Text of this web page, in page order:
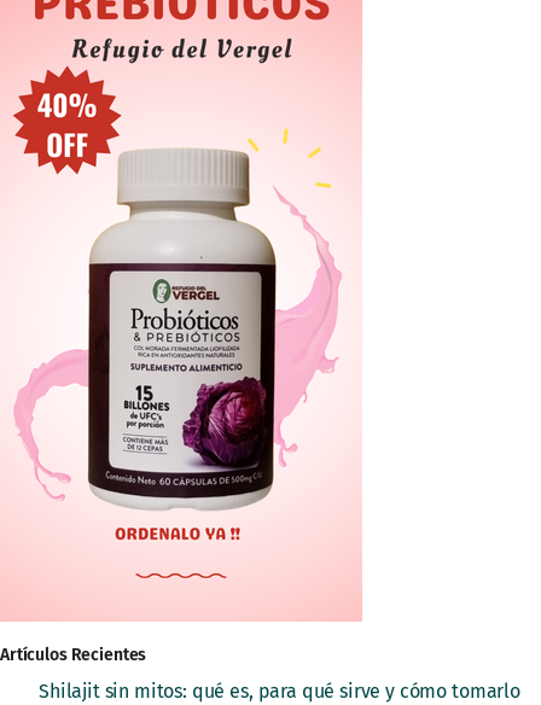
Artículos Recientes
Shilajit sin mitos: qué es, para qué sirve y cómo tomarlo